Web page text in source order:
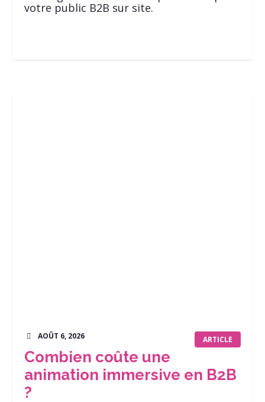
votre public B2B sur site.
ARTICLE
AOÛT 6, 2026
Combien coûte une
animation immersive en B2B
?